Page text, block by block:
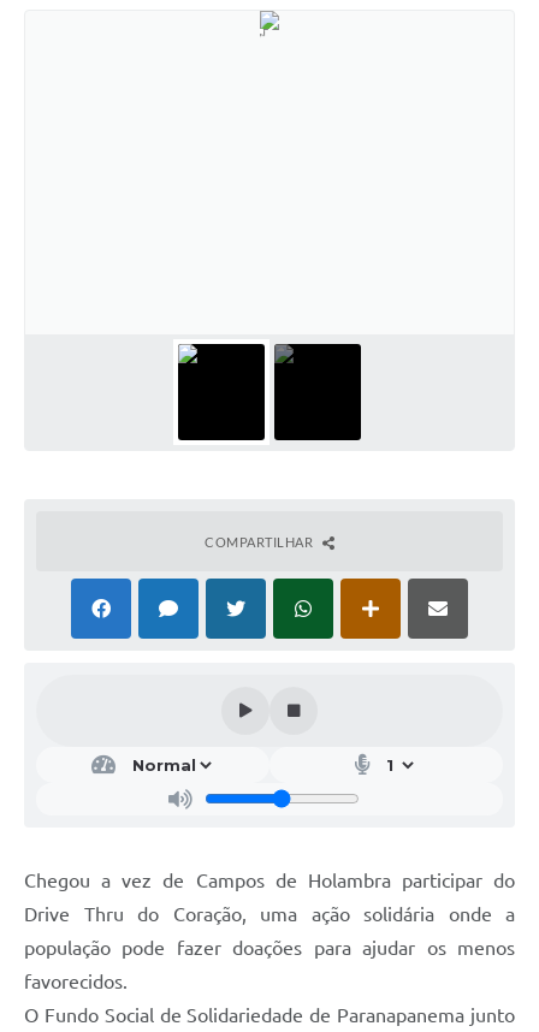
COMPARTILHAR
Chegou a vez de Campos de Holambra participar do
Drive Thru do Coração, uma ação solidária onde a
população pode fazer doações para ajudar os menos
favorecidos.
O Fundo Social de Solidariedade de Paranapanema junto